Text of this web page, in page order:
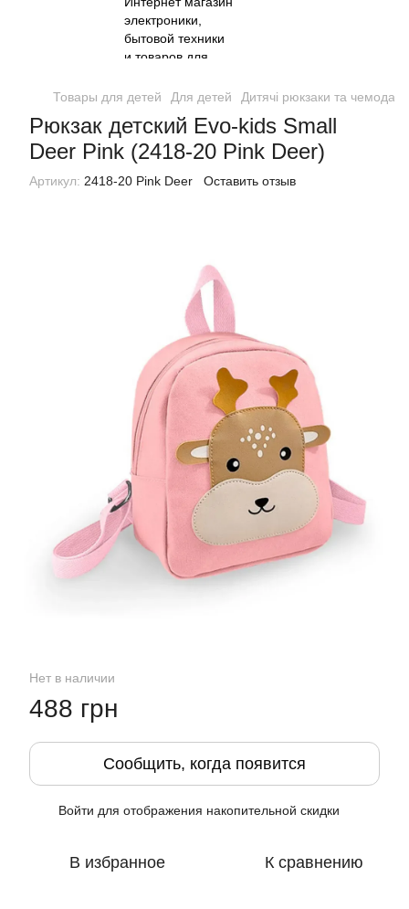
Товары для детей Для детей Дитячі рюкзаки та чемодани
Рюкзак детский Evo-kids Small
Deer Pink (2418-20 Pink Deer)
Артикул: 2418-20 Pink Deer Оставить отзыв
Нет в наличии
488 грн
Сообщить, когда появится
Войти для отображения накопительной скидки
В избранное К сравнению